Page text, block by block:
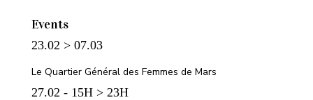
Events
23.02 > 07.03
Le Quartier Général des Femmes de Mars
27.02 - 15H > 23H